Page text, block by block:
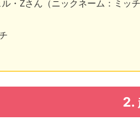
・Zさん（ニックネーム：ミッチ
2.